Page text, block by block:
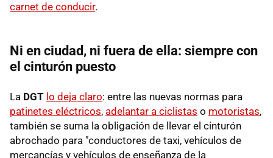
carnet de conducir.
Ni en ciudad, ni fuera de ella: siempre con
el cinturón puesto
La DGT lo deja claro: entre las nuevas normas para
patinetes eléctricos, adelantar a ciclistas o motoristas,
también se suma la obligación de llevar el cinturón
abrochado para "conductores de taxi, vehículos de
mercancías y vehículos de enseñanza de la